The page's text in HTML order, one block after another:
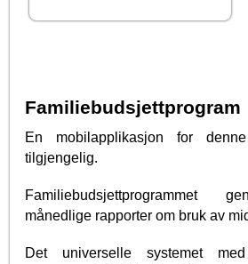
Familiebudsjettprogram
En mobilapplikasjon for
tilgjengelig.
Familiebudsjettprogrammet
månedlige rapporter om bruk av
Det universelle systemet